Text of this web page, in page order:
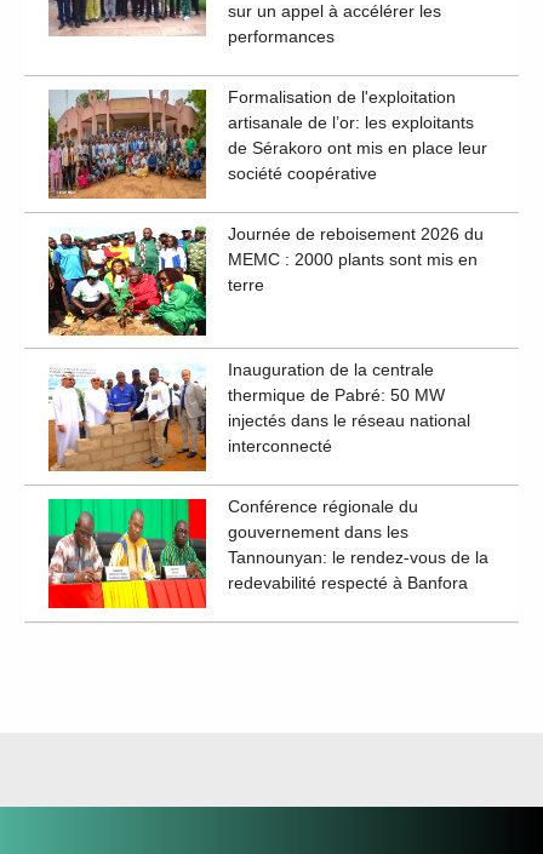
sur un appel à accélérer les
performances
Formalisation de l'exploitation
artisanale de l’or: les exploitants
de Sérakoro ont mis en place leur
société coopérative
Journée de reboisement 2026 du
MEMC : 2000 plants sont mis en
terre
Inauguration de la centrale
thermique de Pabré: 50 MW
injectés dans le réseau national
interconnecté
Conférence régionale du
gouvernement dans les
Tannounyan: le rendez-vous de la
redevabilité respecté à Banfora